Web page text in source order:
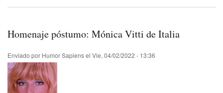
Homenaje póstumo: Mónica Vitti de Italia
Enviado por Humor Sapiensel Vie, 04/02/2022 - 13:36